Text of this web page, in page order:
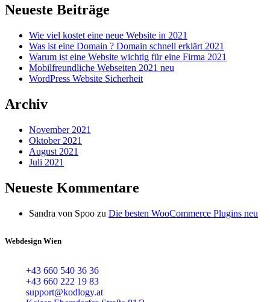
Neueste Beiträge
Wie viel kostet eine neue Website in 2021
Was ist eine Domain ? Domain schnell erklärt 2021
Warum ist eine Website wichtig für eine Firma 2021
Mobilfreundliche Webseiten 2021 neu
WordPress Website Sicherheit
Archiv
November 2021
Oktober 2021
August 2021
Juli 2021
Neueste Kommentare
Sandra von Spoo zu Die besten WooCommerce Plugins neu
Webdesign Wien
+43 660 540 36 36
+43 660 222 19 83
support@kodlogy.at